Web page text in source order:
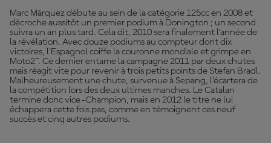
Marc Márquez débute au sein de la catégorie 125cc en 2008 et
décroche aussitôt un premier podium à Donington ; un second
suivra un an plus tard. Cela dit, 2010 sera finalement l’année de
la révélation. Avec douze podiums au compteur dont dix
victoires, l’Espagnol coiffe la couronne mondiale et grimpe en
Moto2™. Ce dernier entame la campagne 2011 par deux chutes
mais réagit vite pour revenir à trois petits points de Stefan Bradl.
Malheureusement une chute, survenue à Sepang, l’écartera de
la compétition lors des deux ultimes manches. Le Catalan
termine donc vice-Champion, mais en 2012 le titre ne lui
échappera cette fois pas, comme en témoignent ces neuf
succès et cinq autres podiums.